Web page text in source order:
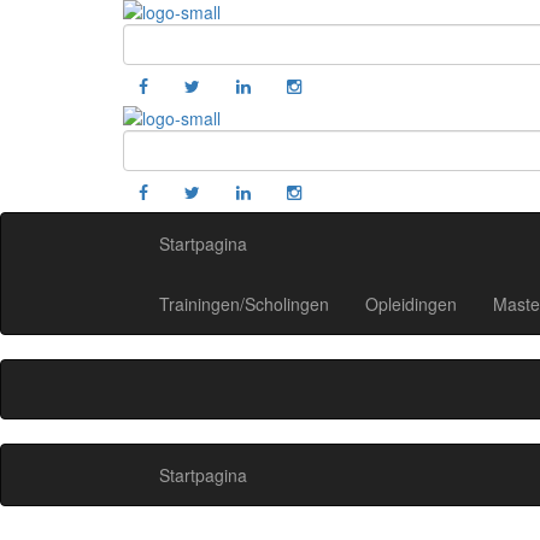
Startpagina
Trainingen/Scholingen Opleidingen
Startpagina